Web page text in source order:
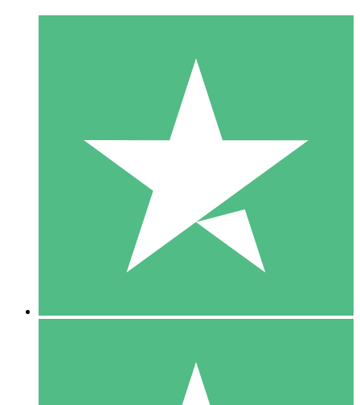
Packs de Crédits Individuels
Payez à l'utilisation avec des crédits de téléchargement. Sans
1 Téléchargement
10 00
10 Téléchargements
20 00